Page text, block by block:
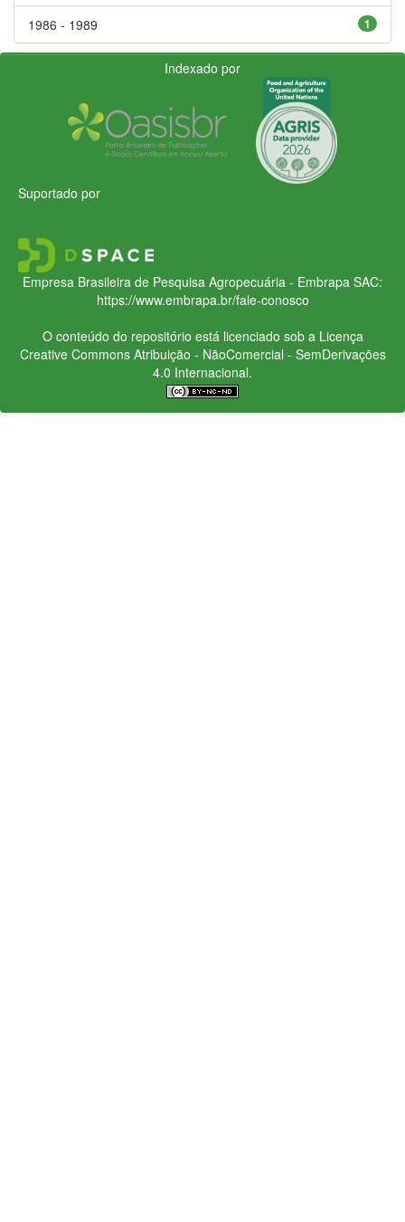
1
1986 - 1989
Indexado por
Suportado por
Empresa Brasileira de Pesquisa Agropecuária - Embrapa SAC:
https://www.embrapa.br/fale-conosco
O conteúdo do repositório está licenciado sob a Licença
Creative CommonsAtribuição - NãoComercial - SemDerivações
4.0 Internacional.